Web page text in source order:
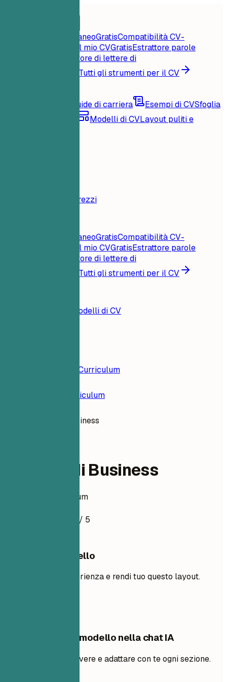
Punteggio CV istantaneoGratisCompatibilità CV-
Critica il mio CVGratisEstrattore parole
Generatore di lettere di
Tutti gli strumenti per il CV
Consigli e guide di carriera Esempi di CVSfoglia
Modelli di CVLayout puliti e
Prezzi
Punteggio CV istantaneoGratisCompatibilità CV-
Critica il mio CVGratisEstrattore parole
Generatore di lettere di
Tutti gli strumenti per il CV
Modelli di CV
Costruttore di Curriculum
Esempi di Curriculum
Analista di Business
Analista di Business
Esempio di curriculum
/ 5
Usa questo modello
Aggiungi la tua esperienza e rendi tuo questo layout.
Modifica questo modello nella chat IA
Chiedi all’IA di riscrivere e adattare con te ogni sezione.